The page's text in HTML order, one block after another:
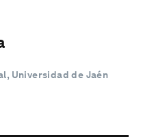
Universidad de Jaén